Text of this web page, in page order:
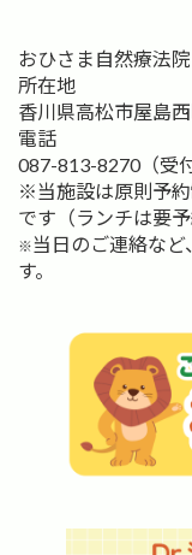
おひさま自然療法院
所在地
香川県高松市屋島
電話
087-813-8270（受
※当施設は原則予
です（ランチは要予
※当日のご連絡な
す。